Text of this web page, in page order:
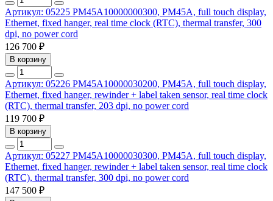
Артикул: 05225 PM45A10000000300, PM45A, full touch display,
Ethernet, fixed hanger, real time clock (RTC), thermal transfer, 300
dpi, no power cord
126 700 ₽
В корзину
Артикул: 05226 PM45A10000030200, PM45A, full touch display,
Ethernet, fixed hanger, rewinder + label taken sensor, real time clock
(RTC), thermal transfer, 203 dpi, no power cord
119 700 ₽
В корзину
Артикул: 05227 PM45A10000030300, PM45A, full touch display,
Ethernet, fixed hanger, rewinder + label taken sensor, real time clock
(RTC), thermal transfer, 300 dpi, no power cord
147 500 ₽